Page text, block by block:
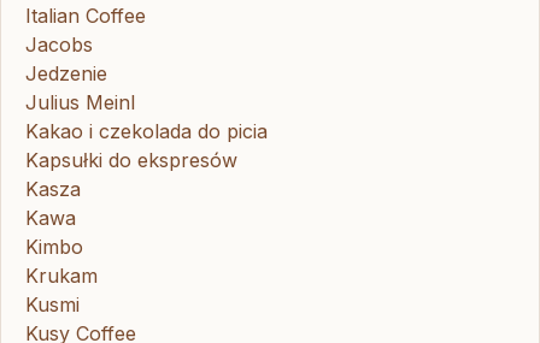
Italian Coffee
Jacobs
Jedzenie
Julius Meinl
Kakao i czekolada do picia
Kapsułki do ekspresów
Kasza
Kawa
Kimbo
Krukam
Kusmi
Kusy Coffee